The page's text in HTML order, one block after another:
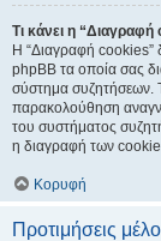
Τι κάνει η
Η “Διαγραφή cookies”
phpBB τα οποία σας
σύστημα συζητήσεων.
παρακολούθηση
του συστήματος
η διαγραφή των
Κορυφή
Προτιμήσεις